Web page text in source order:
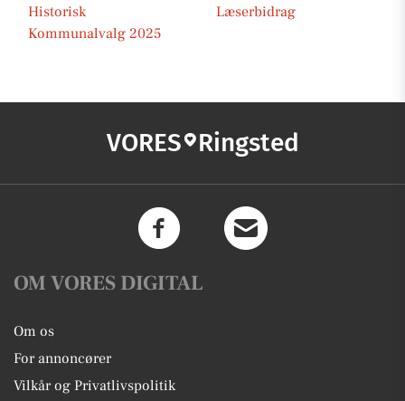
Historisk
Læserbidrag
Kommunalvalg 2025
VORES Ringsted
OM VORES DIGITAL
Om os
For annoncører
Vilkår og Privatlivspolitik